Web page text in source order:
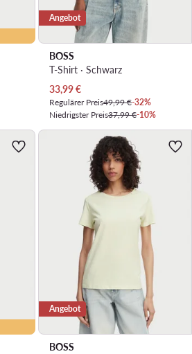
Angebot
BOSS
T-Shirt · Schwarz
Aktueller Preis
33,99€
Regulärer Preis49,99 €-32%
Niedrigster Preis37,99 €-10%
Angebot
BOSS